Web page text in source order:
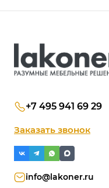
+7 495 941 69 29
Заказать звонок
info@lakoner.ru